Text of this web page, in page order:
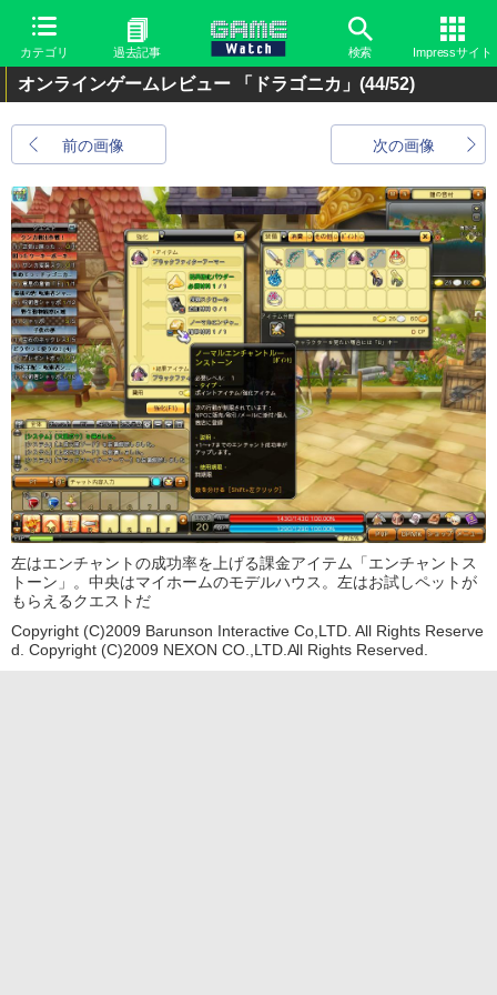
カテゴリ 過去記事 検索 Impressサイト
オンラインゲームレビュー 「ドラゴニカ」 (44/52)
前の画像 次の画像
左はエンチャントの成功率を上げる課金アイテム「エンチャントス
トーン」。中央はマイホームのモデルハウス。左はお試しペットが
もらえるクエストだ
Copyright (C)2009 Barunson Interactive Co,LTD. All Rights Reserve
d. Copyright (C)2009 NEXON CO.,LTD.All Rights Reserved.